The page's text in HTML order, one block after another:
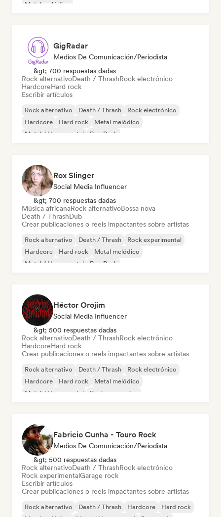
Metal melódico
GigRadar
Medios De Comunicación/Periodista
&gt; 700 respuestas dadas
Rock alternativoDeath / ThrashRock electrónico
HardcoreHard rock
Escribir artículos
Rock alternativo Death / Thrash
Rock electrónico
Hardcore
Hard rock
Metal melódico
Metal / Heavy metal
Pop Punk
Rox Slinger
Social Media Influencer
&gt; 700 respuestas dadas
Música africanaRock alternativoBossa nova
Death / ThrashDub
Crear publicaciones o reels impactantes sobre artistas
Rock alternativo Death / Thrash
Rock experimental
Hardcore
Hard rock
Metal melódico
Metal / Heavy metal
Pop Punk
Héctor Orojim
Social Media Influencer
&gt; 500 respuestas dadas
Rock alternativoDeath / ThrashRock electrónico
HardcoreHard rock
Crear publicaciones o reels impactantes sobre artistas
Rock alternativo Death / Thrash
Rock electrónico
Hardcore
Hard rock
Metal melódico
Metal / Heavy metal
Rock progresivo
Fabricio Cunha - Touro Rock
Medios De Comunicación/Periodista
&gt; 500 respuestas dadas
Rock alternativoDeath / ThrashRock electrónico
Rock experimentalGarage rock
Escribir artículos
Crear publicaciones o reels impactantes sobre artistas
Rock alternativo Death / Thrash Hardcore
Hard rock